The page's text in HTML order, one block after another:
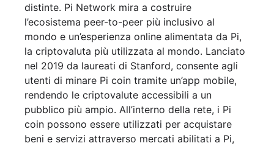
distinte. Pi Network mira a costruire
l’ecosistema peer-to-peer più inclusivo al
mondo e un’esperienza online alimentata da Pi,
la criptovaluta più utilizzata al mondo. Lanciato
nel 2019 da laureati di Stanford, consente agli
utenti di minare Pi coin tramite un’app mobile,
rendendo le criptovalute accessibili a un
pubblico più ampio. All’interno della rete, i Pi
coin possono essere utilizzati per acquistare
beni e servizi attraverso mercati abilitati a Pi,